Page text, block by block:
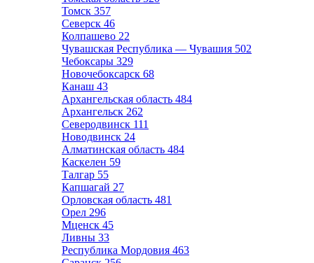
Томск 357
Северск 46
Колпашево 22
Чувашская Республика — Чувашия 502
Чебоксары 329
Новочебоксарск 68
Канаш 43
Архангельская область 484
Архангельск 262
Северодвинск 111
Новодвинск 24
Алматинская область 484
Каскелен 59
Талгар 55
Капшагай 27
Орловская область 481
Орел 296
Мценск 45
Ливны 33
Республика Мордовия 463